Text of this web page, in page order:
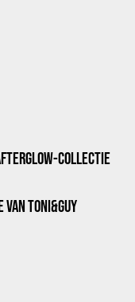
COLLECTIE
VAN TONI&GUY